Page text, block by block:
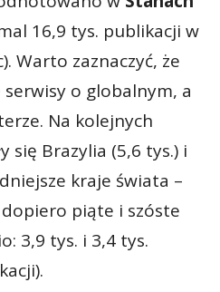
16,9 tys. publikacji w
Warto zaznaczyć, że
o globalnym, a
Na kolejnych
się Brazylia (5,6 tys.) i
kraje świata –
dopiero piąte i szóste
3,9 tys. i 3,4 tys.